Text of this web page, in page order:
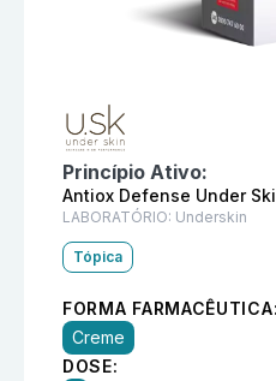
Princípio Ativo:
Antiox Defense Under
LABORATÓRIO: Underskin
Tópica
FORMA FARMACÊUTICA:
Creme
DOSE: